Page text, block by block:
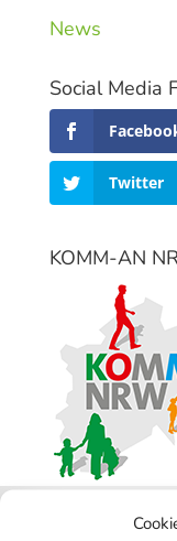
News
Social Media
Twitter
KOMM-AN